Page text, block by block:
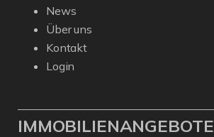
News
Über uns
Kontakt
Login
IMMOBILIENANGEBOTE